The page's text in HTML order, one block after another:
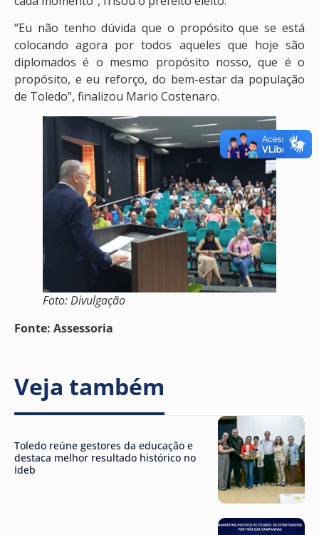
“Eu não tenho dúvida que o propósito que se está
colocando agora por todos aqueles que hoje são
diplomados é o mesmo propósito nosso, que é o
propósito, e eu reforço, do bem-estar da população
de Toledo”, finalizou Mario Costenaro.
Foto: Divulgação
Fonte: Assessoria
Veja também
Toledo reúne gestores da educação e
destaca melhor resultado histórico no
Ideb